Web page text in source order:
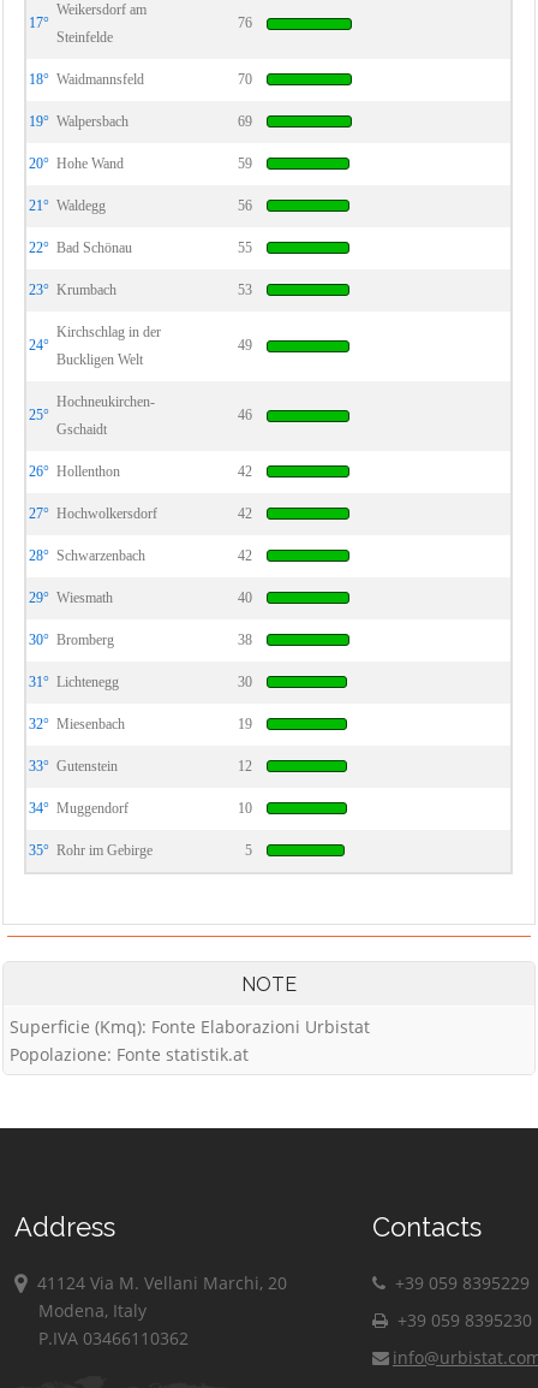
17°
Weikersdorf am
Steinfelde
76
18° Waidmannsfeld 70
19° Walpersbach 69
20° Hohe Wand 59
21° Waldegg 56
22° Bad Schönau 55
23° Krumbach 53
24°
Kirchschlag in der
Buckligen Welt
49
25°
Hochneukirchen-
Gschaidt
46
26° Hollenthon 42
27° Hochwolkersdorf 42
28° Schwarzenbach 42
29° Wiesmath 40
30° Bromberg 38
31° Lichtenegg 30
32° Miesenbach 19
33° Gutenstein 12
34° Muggendorf 10
35° Rohr im Gebirge 5
NOTE
Superficie (Kmq): Fonte Elaborazioni Urbistat
Popolazione: Fonte statistik.at
Address
41124 Via M. Vellani Marchi, 20
Modena, Italy
P.IVA 03466110362
Contacts
+39 059 8395229
+39 059 8395230